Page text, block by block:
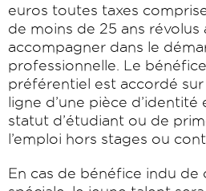
euros toutes taxes
de moins de 25 ans révolus
accompagner dans le
professionnelle. Le
préférentiel est accordé
ligne d’une pièce
statut d’étudiant ou de
l’emploi hors stages ou
En cas de bénéfice indu